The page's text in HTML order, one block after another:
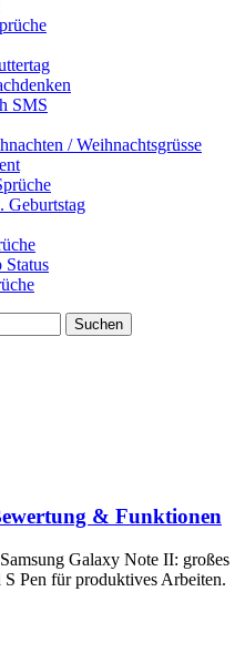
SMS
/ Weihnachtsgrüsse
Geburtstag
Status
& Funktionen
Galaxy Note II: großes
Pen für produktives Arbeiten.